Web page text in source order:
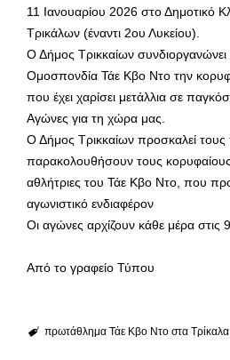
11 Ιανουαρίου 2026 στο Δημοτικό
Τρικάλων (έναντι 2ου Λυκείου).
Ο Δήμος Τρικκαίων συνδιοργανώνει
Ομοσπονδία Τάε Κβο Ντο την
που έχει χαρίσει μετάλλια σε
Αγώνες για τη χώρα μας.
Ο Δήμος Τρικκαίων προσκαλεί τους
παρακολουθήσουν τους κορυφαίους
αθλήτριες του Τάε Κβο Ντο, που
αγωνιστικό ενδιαφέρον
Οι αγώνες αρχίζουν κάθε μέρα στις
Από το γραφείο Τύπου
πρωτάθλημα Τάε Κβο Ντο στα Τρίκαλα